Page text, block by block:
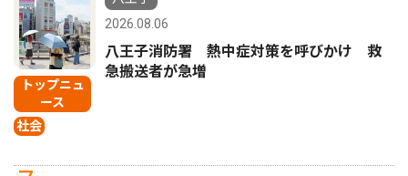
トップニュ
ース
社会
2026.08.06
八王子消防署 熱中症対策を呼びかけ 救
急搬送者が急増